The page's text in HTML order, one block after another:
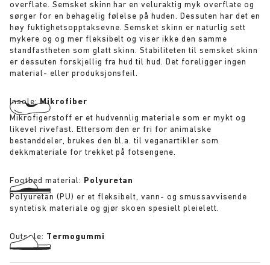
overflate. Semsket skinn har en veluraktig myk overflate og
sørger for en behagelig følelse på huden. Dessuten har det en
høy fuktighetsopptaksevne. Semsket skinn er naturlig sett
mykere og og mer fleksibelt og viser ikke den samme
standfastheten som glatt skinn. Stabiliteten til semsket skinn
er dessuten forskjellig fra hud til hud. Det foreligger ingen
material- eller produksjonsfeil.
Insole:Mikrofiber
Mikrofigerstoff er et hudvennlig materiale som er mykt og
likevel rivefast. Ettersom den er fri for animalske
bestanddeler, brukes den bl.a. til veganartikler som
dekkmateriale for trekket på fotsengene.
Footbed material: Polyuretan
Polyuretan (PU) er et fleksibelt, vann- og smussavvisende
syntetisk materiale og gjør skoen spesielt pleielett.
Outsole: Termogummi